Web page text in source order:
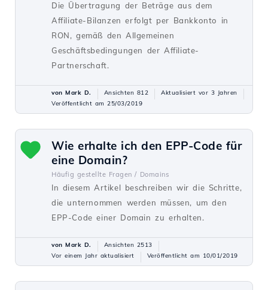
Die Übertragung der Beträge aus dem
Affiliate-Bilanzen erfolgt per Bankkonto in
RON, gemäß den Allgemeinen
Geschäftsbedingungen der Affiliate-
Partnerschaft.
von Mark D. Ansichten 812
Aktualisiert vor 3 Jahren
Veröffentlicht am 25/03/2019
Wie erhalte ich den EPP-Code für
eine Domain?
Häufig gestellte Fragen / Domains
In diesem Artikel beschreiben wir die Schritte,
die unternommen werden müssen, um den
EPP-Code einer Domain zu erhalten.
von Mark D.
Ansichten 2513
Vor einem Jahr aktualisiert
Veröffentlicht am 10/01/2019